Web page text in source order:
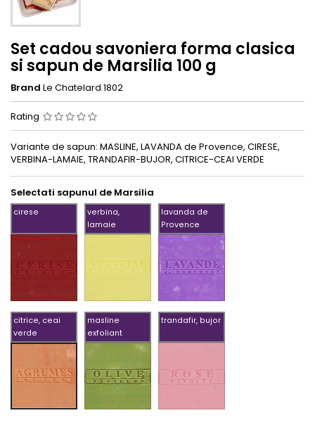
Set cadou savoniera forma clasica
si sapun de Marsilia 100 g
Brand Le Chatelard 1802
Rating
Variante de sapun: MASLINE, LAVANDA de Provence, CIRESE,
VERBINA-LAMAIE, TRANDAFIR-BUJOR, CITRICE-CEAI VERDE
Selectati sapunul de Marsilia
cirese
verbina,
lamaie
lavanda de
Provence
lavanda
de
Provence
citrice, ceai
verde
verde
masline
exfoliant
masline
exfoliant
trandafir, bujor